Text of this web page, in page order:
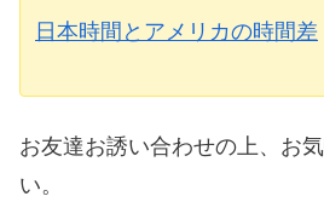
日本時間とアメリカの時間差
お友達お誘い合わせの上、お
い。